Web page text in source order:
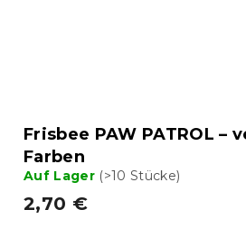
Frisbee PAW PATROL –
Farben
Auf Lager (>10 Stücke)
2,70 €